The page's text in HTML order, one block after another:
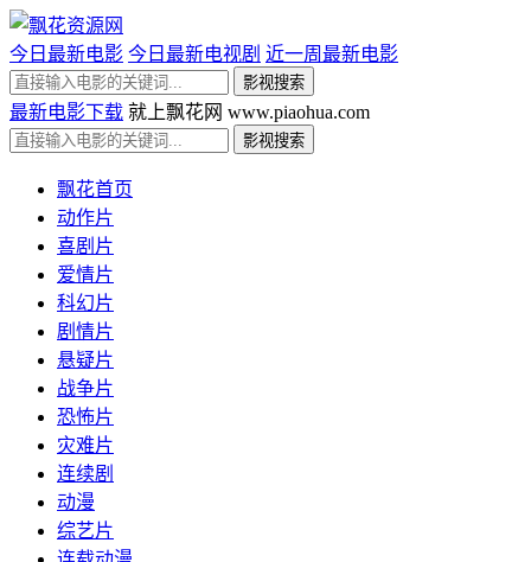
今日最新电影 今日最新电视剧 近一周最新电影
最新电影下载 就上飘花网 www.piaohua.com
飘花首页
动作片
喜剧片
爱情片
科幻片
剧情片
悬疑片
战争片
恐怖片
灾难片
连续剧
动漫
综艺片